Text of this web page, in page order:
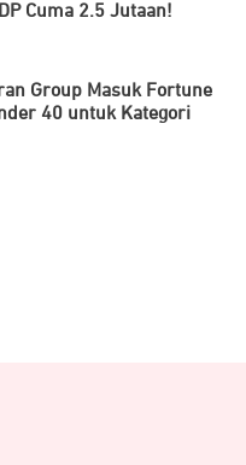
Cuma 2.5 Jutaan!
Group Masuk Fortune
40 untuk Kategori